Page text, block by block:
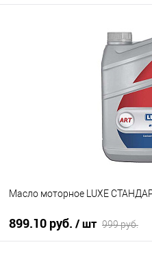
Масло моторное LUXE
899.10 руб. / шт 999 руб.